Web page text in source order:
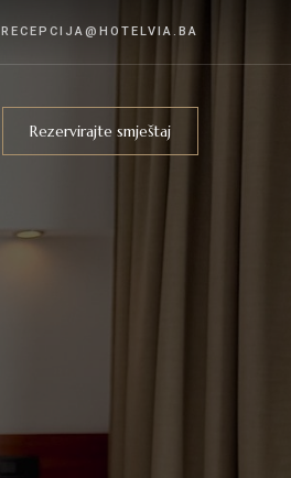
RECEPCIJA@HOTELVIA.BA
Rezervirajte smještaj